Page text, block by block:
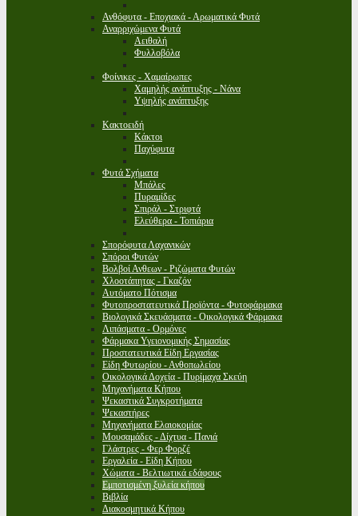
Ανθόφυτα - Εποχιακά - Αρωματικά Φυτά
Αναρριχώμενα Φυτά
Αειθαλή
Φυλλοβόλα
Φοίνικες - Χαμαίρωπες
Χαμηλής ανάπτυξης - Νάνα
Υψηλής ανάπτυξης
Κακτοειδή
Κάκτοι
Παχύφυτα
Φυτά Σχήματα
Μπάλες
Πυραμίδες
Σπιράλ - Στριφτά
Ελεύθερα - Τοπιάρια
Σπορόφυτα Λαχανικών
Σπόροι Φυτών
Βολβοί Ανθεων - Ριζώματα Φυτών
Χλοοτάπητας - Γκαζόν
Αυτόματο Πότισμα
Φυτοπροστατευτικά Προϊόντα - Φυτοφάρμακα
Βιολογικά Σκευάσματα - Οικολογικά Φάρμακα
Λιπάσματα - Ορμόνες
Φάρμακα Υγειονομικής Σημασίας
Προστατευτικά Είδη Εργασίας
Είδη Φυτωρίου - Ανθοπωλείου
Οικολογικά Δοχεία - Πυρίμαχα Σκεύη
Μηχανήματα Κήπου
Ψεκαστικά Συγκροτήματα
Ψεκαστήρες
Μηχανήματα Ελαιοκομίας
Μουσαμάδες - Δίχτυα - Πανιά
Γλάστρες - Φερ Φορζέ
Εργαλεία - Είδη Κήπου
Χώματα - Βελτιωτικά εδάφους
Εμποτισμένη ξυλεία κήπου
Βιβλία
Διακοσμητικά Κήπου